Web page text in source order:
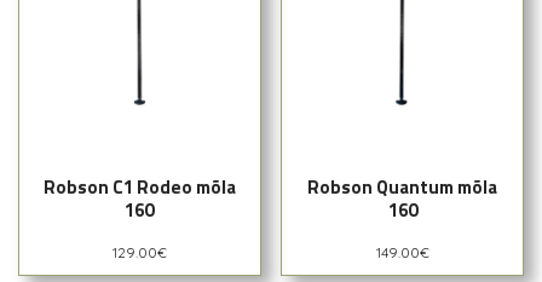
Robson C1 Rodeo mõla
160
129.00€
Robson Quantum mõla
160
149.00€